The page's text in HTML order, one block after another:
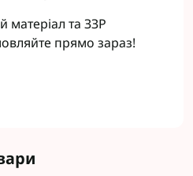
матеріал та ЗЗР
прямо зараз!